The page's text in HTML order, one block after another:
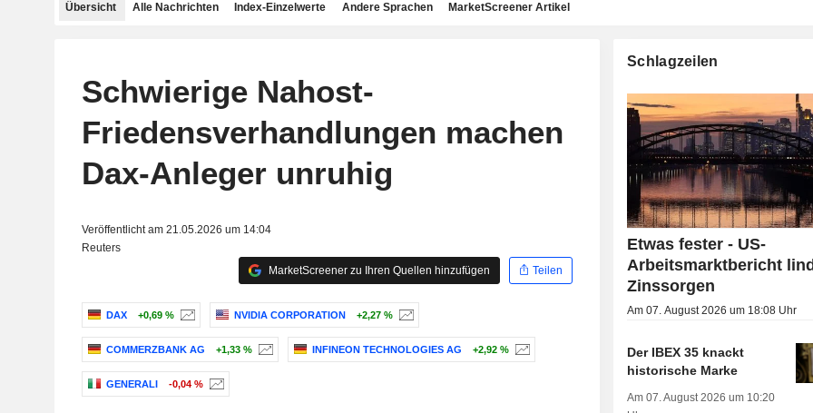
Übersicht Alle Nachrichten Index-Einzelwerte Andere Sprachen MarketScreener Artikel
Schwierige Nahost-
Friedensverhandlungen machen
Dax-Anleger unruhig
Veröffentlicht am 21.05.2026 um 14:04
Reuters
MarketScreener zu Ihren Quellen hinzufügen
Teilen
DAX +0,69 % NVIDIA CORPORATION +2,27 %
COMMERZBANK AG +1,33 % INFINEON TECHNOLOGIES AG +2,92 %
GENERALI -0,04 %
Schlagzeilen
Etwas fester - US-
Arbeitsmarktbericht
Zinssorgen
Am 07. August 2026 um 18:08 Uhr
Der IBEX 35 knackt
historische Marke
Am 07. August 2026 um 10:20